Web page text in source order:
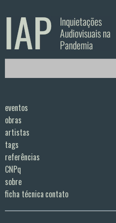
eventos
obras
artistas
tags
referências
CNPq
sobre
ficha técnica contato